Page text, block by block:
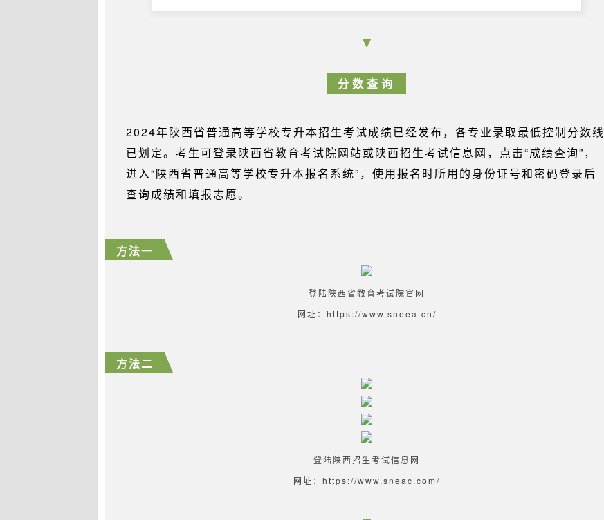
▼
分数查询
2024年陕西省普通高等学校专升本招生考试成绩已经发布，各专业录取最低控制分数线
已划定。考生可登录陕西省教育考试院网站或陕西招生考试信息网，点击“成绩查询”，
进入“陕西省普通高等学校专升本报名系统”，使用报名时所用的身份证号和密码登录后
查询成绩和填报志愿。
方法一
登陆陕西省教育考试院官网
网址：https://www.sneea.cn/
方法二
登陆陕西招生考试信息网
网址：https://www.sneac.com/